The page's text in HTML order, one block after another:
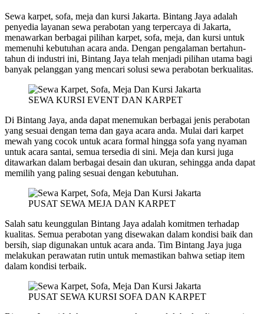
Sewa karpet, sofa, meja dan kursi Jakarta. Bintang Jaya adalah
penyedia layanan sewa perabotan yang terpercaya di Jakarta,
menawarkan berbagai pilihan karpet, sofa, meja, dan kursi untuk
memenuhi kebutuhan acara anda. Dengan pengalaman bertahun-
tahun di industri ini, Bintang Jaya telah menjadi pilihan utama bagi
banyak pelanggan yang mencari solusi sewa perabotan berkualitas.
SEWA KURSI EVENT DAN KARPET
Di Bintang Jaya, anda dapat menemukan berbagai jenis perabotan
yang sesuai dengan tema dan gaya acara anda. Mulai dari karpet
mewah yang cocok untuk acara formal hingga sofa yang nyaman
untuk acara santai, semua tersedia di sini. Meja dan kursi juga
ditawarkan dalam berbagai desain dan ukuran, sehingga anda dapat
memilih yang paling sesuai dengan kebutuhan.
PUSAT SEWA MEJA DAN KARPET
Salah satu keunggulan Bintang Jaya adalah komitmen terhadap
kualitas. Semua perabotan yang disewakan dalam kondisi baik dan
bersih, siap digunakan untuk acara anda. Tim Bintang Jaya juga
melakukan perawatan rutin untuk memastikan bahwa setiap item
dalam kondisi terbaik.
PUSAT SEWA KURSI SOFA DAN KARPET